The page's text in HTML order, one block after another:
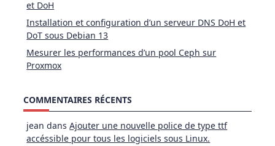
et DoH
Installation et configuration d’un serveur DNS DoH et
DoT sous Debian 13
Mesurer les performances d’un pool Ceph sur
Proxmox
COMMENTAIRES RÉCENTS
jean dansAjouter une nouvelle police de type ttf
accéssible pour tous les logiciels sous Linux.